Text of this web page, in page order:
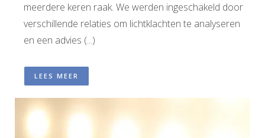
meerdere keren raak. We werden ingeschakeld door
verschillende relaties om lichtklachten te analyseren
en een advies (...)
LEES MEER